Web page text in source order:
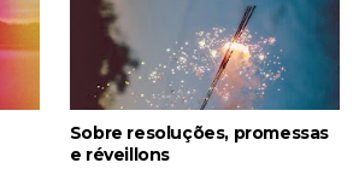
Sobre resoluções, promessas
e réveillons